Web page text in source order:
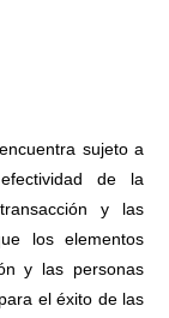
sujeto a
de la
y las
los elementos
y las personas
el éxito de las